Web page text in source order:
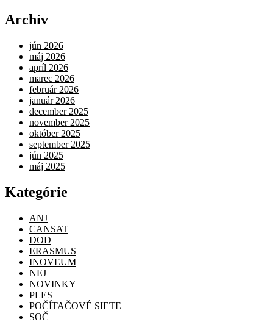
Archív
jún 2026
máj 2026
apríl 2026
marec 2026
február 2026
január 2026
december 2025
november 2025
október 2025
september 2025
jún 2025
máj 2025
Kategórie
ANJ
CANSAT
DOD
ERASMUS
INOVEUM
NEJ
NOVINKY
PLES
POČÍTAČOVÉ SIETE
SOČ